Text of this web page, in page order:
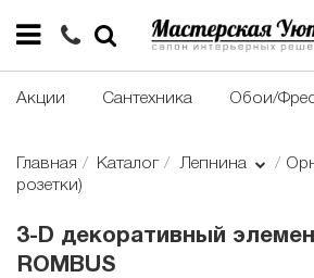
Акции Сантехника Обои/
Главная Каталог Лепнина
розетки)
3-D декоративный
ROMBUS